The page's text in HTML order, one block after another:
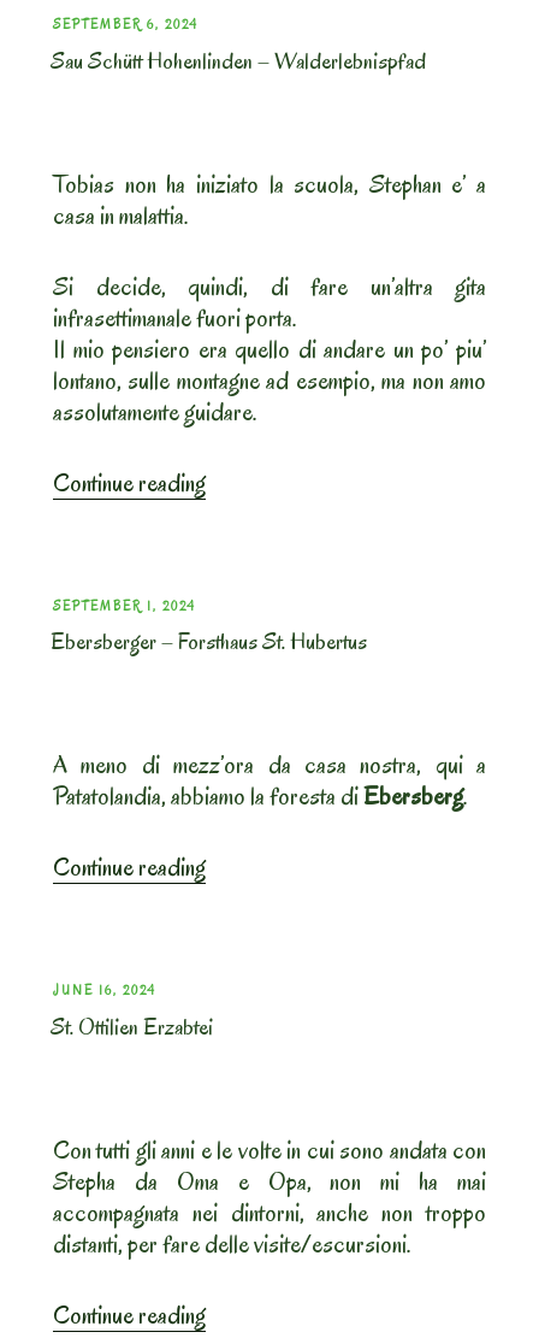
POSTED
ON
SEPTEMBER 6, 2024
Sau Schütt Hohenlinden – Walderlebnispfad
Tobias non ha iniziato la scuola, Stephan e’ a
casa in malattia.
Si decide, quindi, di fare un’altra gita
infrasettimanale fuori porta.
Il mio pensiero era quello di andare un po’ piu’
lontano, sulle montagne ad esempio, ma non amo
assolutamente guidare.
Continue reading“Sau
POSTED
ON
SEPTEMBER 1, 2024
Ebersberger – Forsthaus St. Hubertus
A meno di mezz’ora da casa nostra, qui a
Patatolandia, abbiamo la foresta diEbersberg.
Continue reading“Ebersberger
POSTED
ON
JUNE 16, 2024
St. Ottilien Erzabtei
Con tutti gli anni e le volte in cui sono andata con
Stepha da Oma e Opa, non mi ha mai
accompagnata nei dintorni, anche non troppo
distanti, per fare delle visite/escursioni.
Continue reading“St.